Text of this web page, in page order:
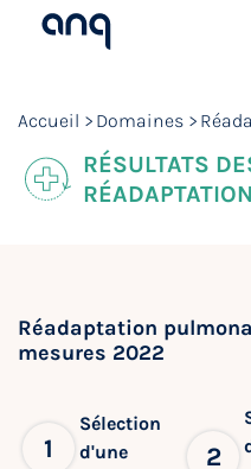
Accueil Domaines
RÉSULTATS
RÉADAPTATION
Réadaptation
mesures 2022
1
Sélection
d'une
2